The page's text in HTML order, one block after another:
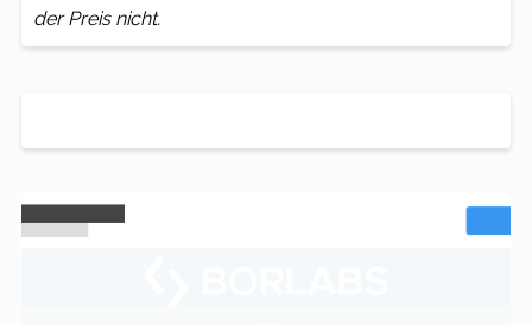
der Preis nicht.